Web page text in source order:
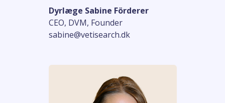
Dyrlæge Sabine Förderer
CEO, DVM, Founder
sabine@vetisearch.dk